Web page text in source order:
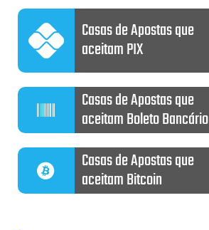
Casas de Apostas que
aceitam PIX
Casas de Apostas que
aceitam Boleto Bancário
Casas de Apostas que
aceitam Bitcoin